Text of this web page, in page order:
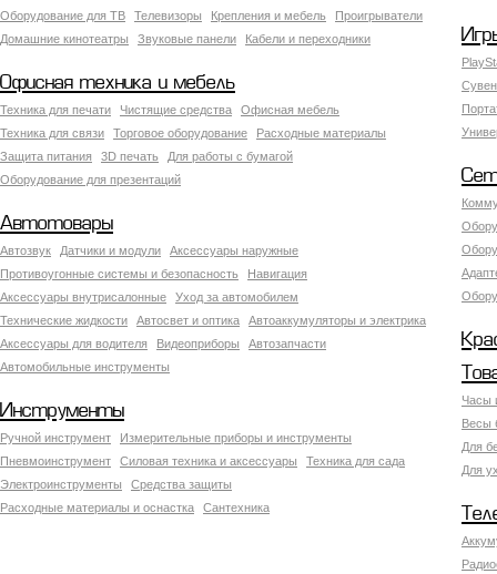
Оборудование для ТВ Телевизоры Крепления и мебель
Проигрыватели
Домашние кинотеатры
Звуковые панели Кабели и переходники
Офисная техника и мебель
Техника для печати Чистящие средства
Офисная мебель
Техника для связи
Торговое оборудование
Расходные материалы
Защита питания
3D печать
Для работы с бумагой
Оборудование для презентаций
Автотовары
Автозвук Датчики и модули
Аксессуары наружные
Противоугонные системы и безопасность
Навигация
Аксесcуары внутрисалонные
Уход за автомобилем
Технические жидкости
Автосвет и оптика
Автоаккумуляторы и электрика
Аксессуары для водителя
Видеоприборы
Автозапчасти
Автомобильные инструменты
Часы
Весы
Для
Для
Инструменты
Ручной инструмент
Измерительные приборы и инструменты
Пневмоинструмент
Силовая техника и аксессуары
Техника для сада
Электроинструменты
Средства защиты
Расходные материалы и оснастка
Сантехника